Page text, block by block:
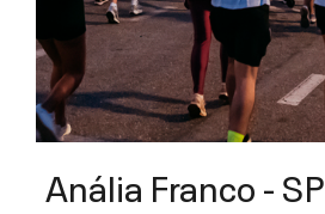
Anália Franco - SP